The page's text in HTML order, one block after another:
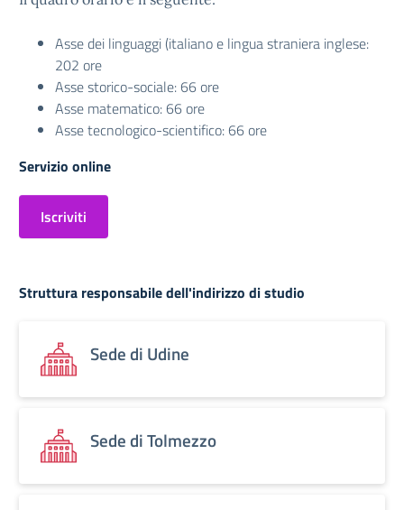
Asse dei linguaggi (italiano e lingua straniera inglese:
202 ore
Asse storico-sociale: 66 ore
Asse matematico: 66 ore
Asse tecnologico-scientifico: 66 ore
Servizio online
Iscriviti
Struttura responsabile dell'indirizzo di studio
Sede di Udine
Sede di Tolmezzo